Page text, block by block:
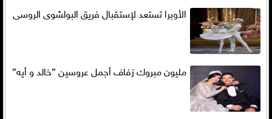
الأوبرا تستعد لإستقبال فريق البولشوى الروسى
مليون مبروك زفاف أجمل عروسين ”خالد و أيه”